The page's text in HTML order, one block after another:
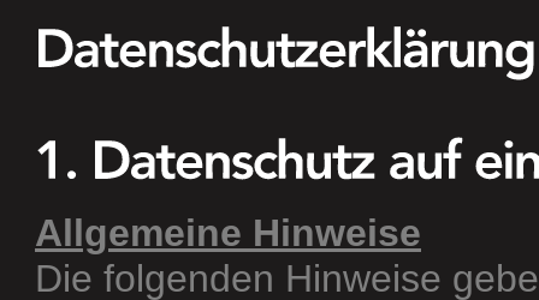
Allgemeine Hinweise
Die folgenden Hinweise